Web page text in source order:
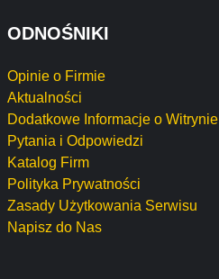
ODNOŚNIKI
Opinie o Firmie
Aktualności
Dodatkowe Informacje o Witrynie
Pytania i Odpowiedzi
Katalog Firm
Polityka Prywatności
Zasady Użytkowania Serwisu
Napisz do Nas